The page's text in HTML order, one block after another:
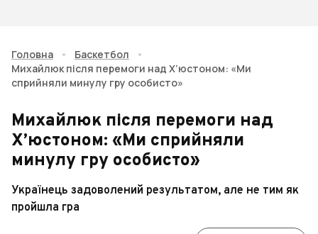
Головна • Баскетбол
•
Михайлюк після перемоги над Х’юстоном: «Ми
сприйняли минулу гру особисто»
Михайлюк після перемоги над
Х’юстоном: «Ми сприйняли
минулу гру особисто»
Українець задоволений результатом, але не тим як
пройшла гра